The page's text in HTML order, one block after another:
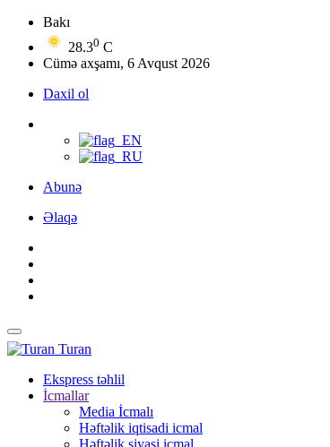
Bakı
28.30 C
Cümə axşamı, 6 Avqust 2026
Daxil ol
Abunə
Əlaqə
Turan
Ekspress təhlil
İcmallar
Media İcmalı
Həftəlik iqtisadi icmal
Həftəlik siyasi icmal